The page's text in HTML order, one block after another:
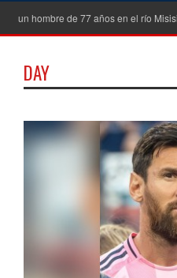
un hombre de 77 años en el río Misisipi
DAY